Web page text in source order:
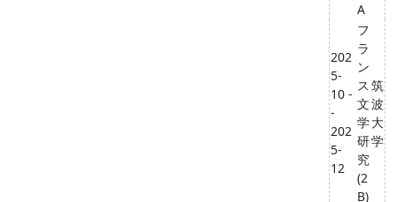
A
202
5-
10 -
-
202
5-
12
フ
ラ
ン
ス
文
学
研
究
(2
B)
筑
波
大
学